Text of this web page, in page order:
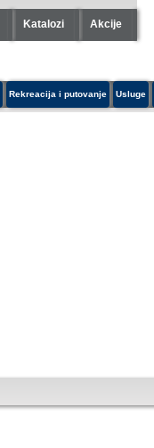
Katalozi Akcije
Rekreacija i putovanje Usluge